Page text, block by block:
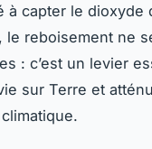
à capter le dioxyde
le reboisement ne
: c’est un levier
sur Terre et